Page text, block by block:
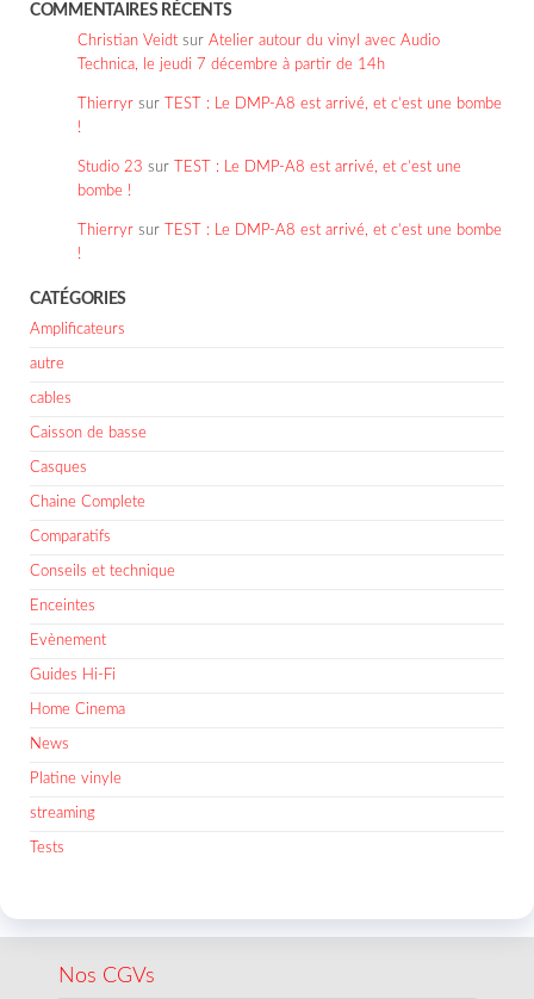
COMMENTAIRES RÉCENTS
Christian Veidt sur Atelier autour du vinyl avec Audio
Technica, le jeudi 7 décembre à partir de 14h
Thierryr sur
TEST : Le DMP-A8 est arrivé, et c’est une bombe
!
Studio 23 sur
TEST : Le DMP-A8 est arrivé, et c’est une
bombe !
Thierryr sur
TEST : Le DMP-A8 est arrivé, et c’est une bombe
!
CATÉGORIES
Amplificateurs
autre
cables
Caisson de basse
Casques
Chaine Complete
Comparatifs
Conseils et technique
Enceintes
Evènement
Guides Hi-Fi
Home Cinema
News
Platine vinyle
streaming
Tests
Nos CGVs